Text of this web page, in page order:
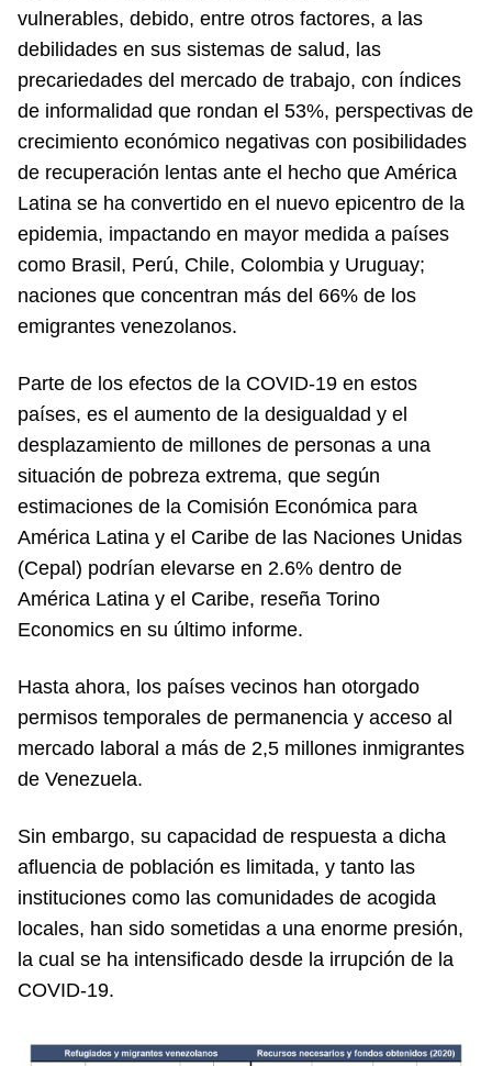
vulnerables, debido, entre otros factores, a las
debilidades en sus sistemas de salud, las
precariedades del mercado de trabajo, con índices
de informalidad que rondan el 53%, perspectivas de
crecimiento económico negativas con posibilidades
de recuperación lentas ante el hecho que América
Latina se ha convertido en el nuevo epicentro de la
epidemia, impactando en mayor medida a países
como Brasil, Perú, Chile, Colombia y Uruguay;
naciones que concentran más del 66% de los
emigrantes venezolanos.
Parte de los efectos de la COVID-19 en estos
países, es el aumento de la desigualdad y el
desplazamiento de millones de personas a una
situación de pobreza extrema, que según
estimaciones de la Comisión Económica para
América Latina y el Caribe de las Naciones Unidas
(Cepal) podrían elevarse en 2.6% dentro de
América Latina y el Caribe, reseña Torino
Economics en su último informe.
Hasta ahora, los países vecinos han otorgado
permisos temporales de permanencia y acceso al
mercado laboral a más de 2,5 millones inmigrantes
de Venezuela.
Sin embargo, su capacidad de respuesta a dicha
afluencia de población es limitada, y tanto las
instituciones como las comunidades de acogida
locales, han sido sometidas a una enorme presión,
la cual se ha intensificado desde la irrupción de la
COVID-19.